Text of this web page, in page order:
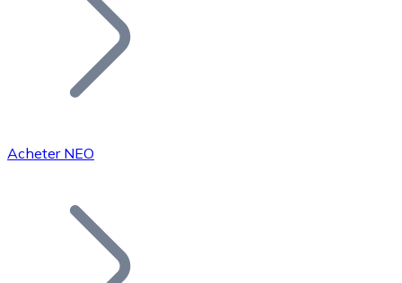
Bitcoin
Acheter NEO